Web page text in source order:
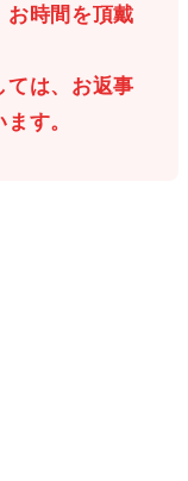
お時間を頂戴
ては、お返事
す。